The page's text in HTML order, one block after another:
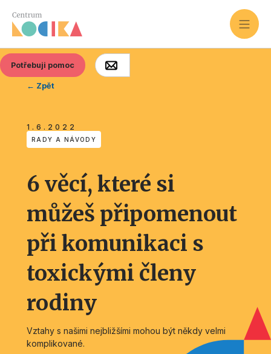
Potřebuji pomoc
← Zpět
1.6.2022
RADY A NÁVODY
6 věcí, které si
můžeš připomenout
při komunikaci s
toxickými členy
rodiny
Vztahy s našimi nejbližšími mohou být někdy velmi
komplikované.